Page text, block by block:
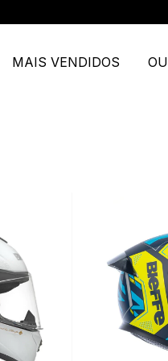
MAIS VENDIDOS